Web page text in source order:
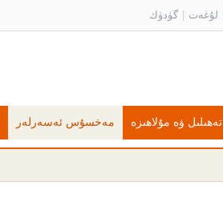
لۇغەت گۈدۈك
تەھىلىل ۋە مۇلاھىزە مەخسۇس ئەسەرلەر